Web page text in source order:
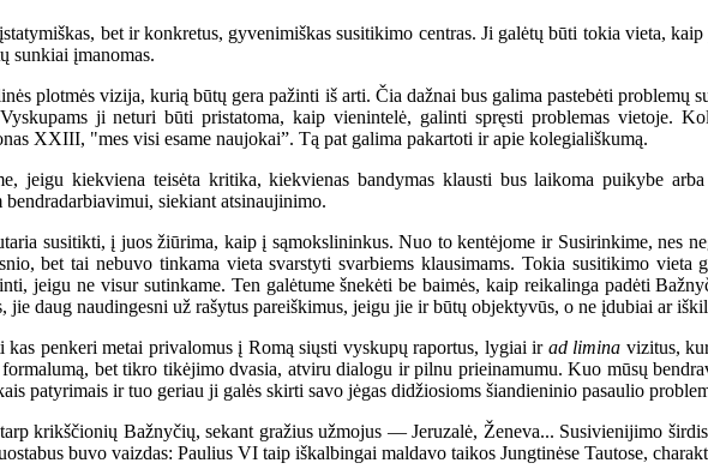
bet ir konkretus, gyvenimiškas susitikimo centras. Ji galėtų būti tokia vieta,
sunkiai įmanomas.
plotmės vizija, kurią būtų gera pažinti iš arti. Čia dažnai bus galima pastebėti problemų
ji neturi būti pristatoma, kaip vienintelė, galinti spręsti problemas vietoje.
XXIII, "mes visi esame naujokai”. Tą pat galima pakartoti ir apie kolegiališkumą.
kiekviena teisėta kritika, kiekvienas bandymas klausti bus laikoma puikybe
siekiant atsinaujinimo.
susitikti, į juos žiūrima, kaip į sąmokslininkus. Nuo to kentėjome ir Susirinkime, nes
bet tai nebuvo tinkama vieta svarstyti svarbiems klausimams. Tokia susitikimo
jeigu ne visur sutinkame. Ten galėtume šnekėti be baimės, kaip reikalinga padėti
jie daug naudingesni už rašytus pareiškimus, jeigu jie ir būtų objektyvūs, o ne įdubiai ar
penkeri metai privalomus į Romą siųsti vyskupų raportus, lygiai ir ad limina vizitus,
bet tikro tikėjimo dvasia, atviru dialogu ir pilnu prieinamumu. Kuo mūsų
patyrimais ir tuo geriau ji galės skirti savo jėgas didžiosioms šiandieninio pasaulio
krikščionių Bažnyčių, sekant gražius užmojus — Jeruzalė, Ženeva... Susivienijimo
buvo vaizdas: Paulius VI taip iškalbingai maldavo taikos Jungtinėse Tautose,